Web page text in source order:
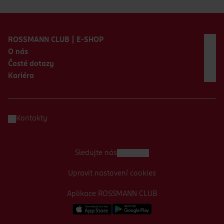
ROSSMANN CLUB | E-SHOP
O nás
Časté dotazy
Kariéra
Kontakty
Aplikace ROSSMANN CLUB
Sledujte nás
Upravit nastavení cookies